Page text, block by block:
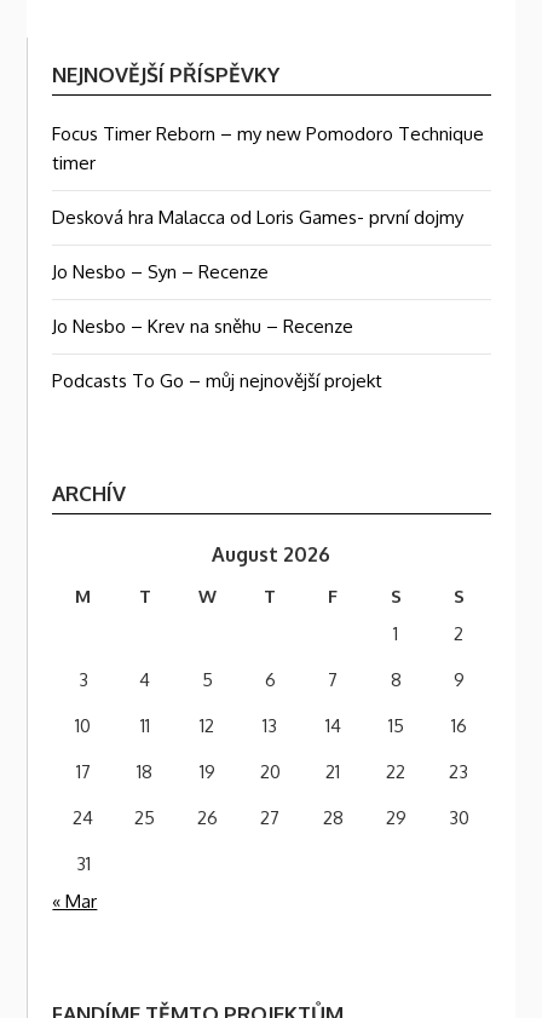
NEJNOVĚJŠÍ PŘÍSPĚVKY
Focus Timer Reborn – my new Pomodoro Technique
timer
Desková hra Malacca od Loris Games- první dojmy
Jo Nesbo – Syn – Recenze
Jo Nesbo – Krev na sněhu – Recenze
Podcasts To Go – můj nejnovější projekt
ARCHÍV
August 2026
M T W T F S
S
1
2
3
4 5 6 7 8
9
10
11 12 13 14 15
16
17
18 19 20 21 22
23
24
25 26 27 28 29
30
31
« Mar